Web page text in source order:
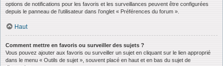
options de notifications pour les favoris et les surveillances peuvent être configurées
depuis le panneau de l’utilisateur dans l’onglet « Préférences du forum ».
Haut
Comment mettre en favoris ou surveiller des sujets ?
Vous pouvez ajouter aux favoris ou surveiller un sujet en cliquant sur le lien approprié
dans le menu « Outils de sujet », souvent placé en haut et en bas du sujet de